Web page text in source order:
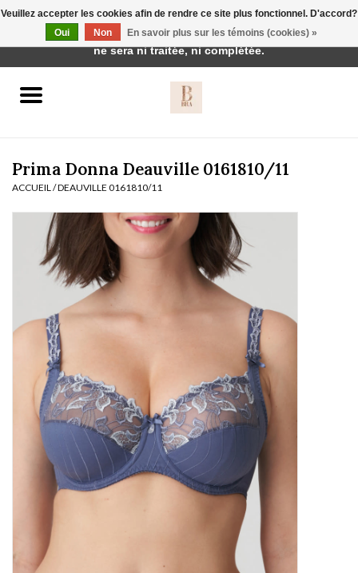
vêtements de nuit
Réduction
Homewear
Badmode
Lingerie-accessoires
Cartes-cadeaux
Prima Donna Deauville 0161810/11
ACCUEIL /DEAUVILLE 0161810/11
Veuillez accepter les cookies afin de rendre ce site plus fonctionnel. D'accord?
Oui
Non En savoir plus sur les témoins (cookies) »
Cette boutique est en construction. Toute commande passée
ne sera ni traitée, ni complétée.